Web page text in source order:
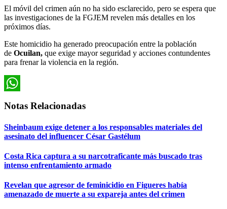
El móvil del crimen aún no ha sido esclarecido, pero se espera que
las investigaciones de la FGJEM revelen más detalles en los
próximos días.
Este homicidio ha generado preocupación entre la población
de Ocuilan, que exige mayor seguridad y acciones contundentes
para frenar la violencia en la región.
Notas Relacionadas
Sheinbaum exige detener a los responsables materiales del
asesinato del influencer César Gastélum
Costa Rica captura a su narcotraficante más buscado tras
intenso enfrentamiento armado
Revelan que agresor de feminicidio en Figueres había
amenazado de muerte a su expareja antes del crimen